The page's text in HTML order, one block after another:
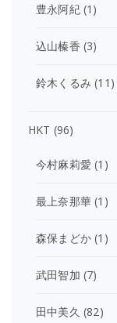
豊永阿紀(1)
込山榛香 (3)
鈴木くるみ (11)
HKT (96)
今村麻莉愛 (1)
最上奈那華 (1)
森保まどか (1)
武田智加 (7)
田中美久 (82)